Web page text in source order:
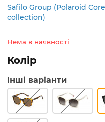
Safilo Group (Polaroid Core
collection)
Нема в наявності
Колір
Інші варіанти